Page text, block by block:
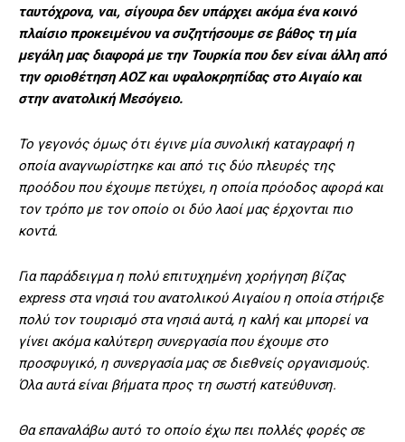
ταυτόχρονα, ναι, σίγουρα δεν υπάρχει ακόμα ένα κοινό
πλαίσιο προκειμένου να συζητήσουμε σε βάθος τη μία
μεγάλη μας διαφορά με την Τουρκία που δεν είναι άλλη από
την οριοθέτηση ΑΟΖ και υφαλοκρηπίδας στο Αιγαίο και
στην ανατολική Μεσόγειο.
Το γεγονός όμως ότι έγινε μία συνολική καταγραφή η
οποία αναγνωρίστηκε και από τις δύο πλευρές της
προόδου που έχουμε πετύχει, η οποία πρόοδος αφορά και
τον τρόπο με τον οποίο οι δύο λαοί μας έρχονται πιο
κοντά.
Για παράδειγμα η πολύ επιτυχημένη χορήγηση βίζας
express στα νησιά του ανατολικού Αιγαίου η οποία στήριξε
πολύ τον τουρισμό στα νησιά αυτά, η καλή και μπορεί να
γίνει ακόμα καλύτερη συνεργασία που έχουμε στο
προσφυγικό, η συνεργασία μας σε διεθνείς οργανισμούς.
Όλα αυτά είναι βήματα προς τη σωστή κατεύθυνση.
Θα επαναλάβω αυτό το οποίο έχω πει πολλές φορές σε